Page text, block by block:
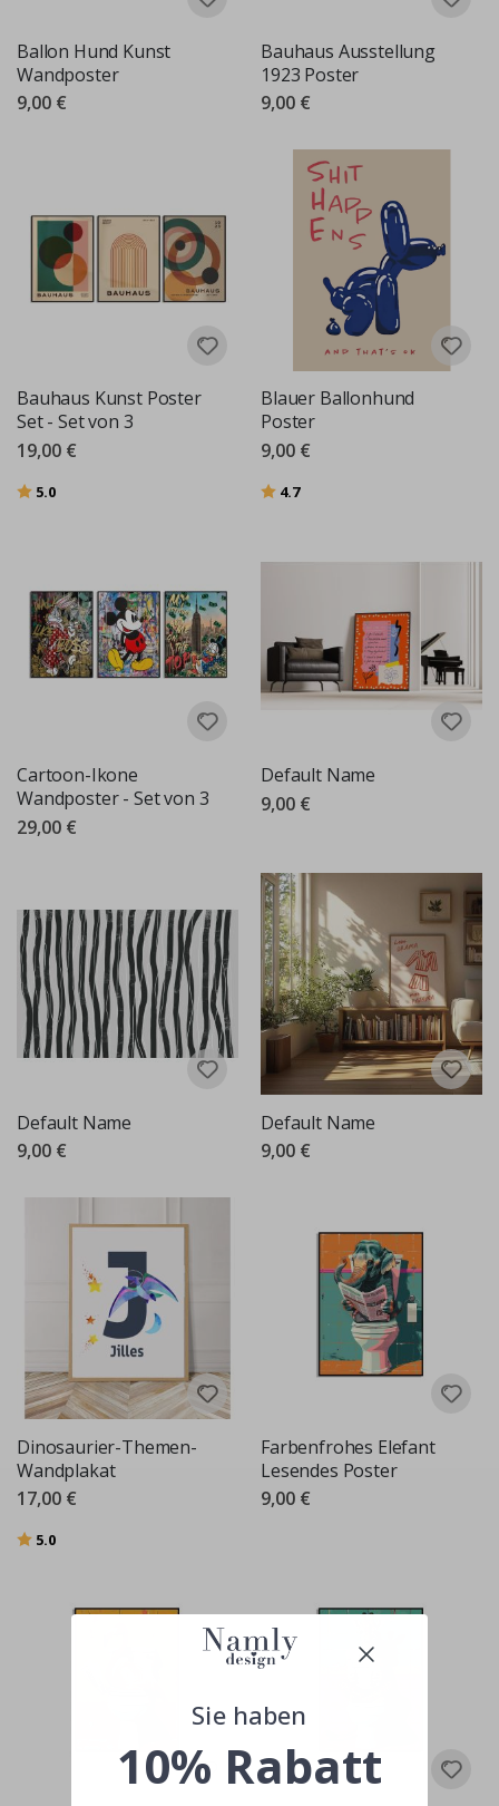
Ballon Hund Kunst
Wandposter
9,00 €
Bauhaus Ausstellung
1923 Poster
9,00 €
Bauhaus Kunst Poster
Set - Set von 3
19,00 €
Bewertung:
5.0
Blauer Ballonhund
Poster
9,00 €
Bewertung:
4.7von 5 Sternen
Cartoon-Ikone
Wandposter - Set von 3
29,00 €
Default Name
9,00 €
Default Name
9,00 €
Default Name
9,00 €
Dinosaurier-Themen-
Wandplakat
17,00 €
Bewertung:
5.0
Farbenfrohes Elefant
Lesendes Poster
9,00 €
Sie haben
10% Rabatt